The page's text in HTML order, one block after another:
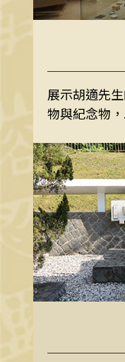
展示胡適先
物與紀念物